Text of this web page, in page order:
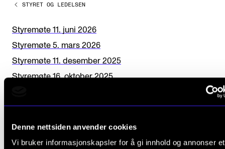
Denne nettsiden anvender cookies
Vi bruker informasjonskapsler for å gi innhold og annonser et
Hvem gjør hva i administrasjonen
v
e
t
h
i
STYRET OG LEDELSEN
Styremøte 11. juni 2026
Styremøte 5. mars 2026
Styremøte 11. desember 2025
Styremøte 16. oktober 2025
Styremøte 6. mars 2025
Styremøte 12. desember 2024
Styremøte 17. oktober 2024